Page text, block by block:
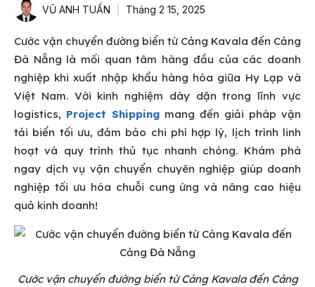
VŨ ANH TUẤN Tháng 2 15, 2025
Cước vận chuyển đường biển từ Cảng Kavala đến Cảng
Đà Nẵng là mối quan tâm hàng đầu của các doanh
nghiệp khi xuất nhập khẩu hàng hóa giữa Hy Lạp và
Việt Nam. Với kinh nghiệm dày dặn trong lĩnh vực
logistics, Project Shipping mang đến giải pháp vận
tải biển tối ưu, đảm bảo chi phí hợp lý, lịch trình linh
hoạt và quy trình thủ tục nhanh chóng. Khám phá
ngay dịch vụ vận chuyển chuyên nghiệp giúp doanh
nghiệp tối ưu hóa chuỗi cung ứng và nâng cao hiệu
quả kinh doanh!
Cước vận chuyển đường biển từ Cảng Kavala đến Cảng